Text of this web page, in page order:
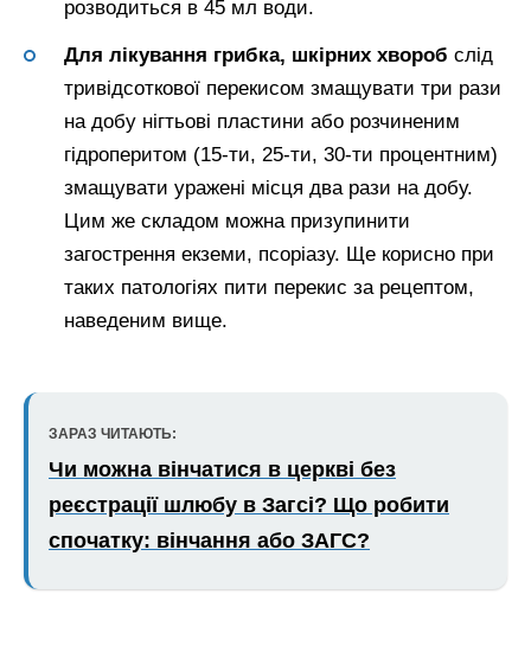
розводиться в 45 мл води.
Для лікування грибка, шкірних хвороб слід
тривідсоткової перекисом змащувати три рази
на добу нігтьові пластини або розчиненим
гідроперитом (15-ти, 25-ти, 30-ти процентним)
змащувати уражені місця два рази на добу.
Цим же складом можна призупинити
загострення екземи, псоріазу. Ще корисно при
таких патологіях пити перекис за рецептом,
наведеним вище.
ЗАРАЗ ЧИТАЮТЬ:
Чи можна вінчатися в церкві без
реєстрації шлюбу в Загсі? Що робити
спочатку: вінчання або ЗАГС?